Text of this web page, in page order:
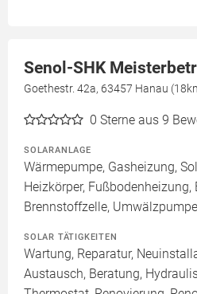
Senol-SHK
Goethestr. 42a, 63457 Hanau
0 Sterne aus 9
SOLARANLAGE
Wärmepumpe, Gasheizung,
Heizkörper, Fußbodenheizung,
Brennstoffzelle, Umwälzpumpe
SOLAR TÄTIGKEITEN
Wartung, Reparatur,
Austausch, Beratung,